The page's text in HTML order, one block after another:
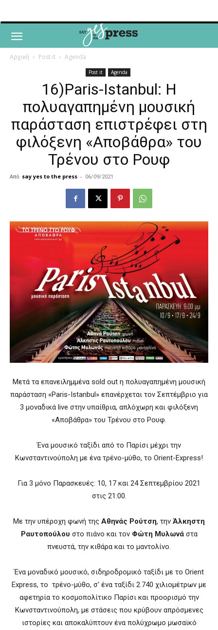
Αρχική Post it Agenda
Post it Agenda
16)Paris-Istanbul: Η
πολυαγαπημένη μουσική
παράσταση επιστρέφει στη
φιλόξενη «Αποβάθρα» του
Τρένου στο Ρουφ
Από say yes to the press - 06/09/2021
Μετά τα επανειλημμένα sold out η πολυαγαπημένη μουσική
παράσταση «Paris-Istanbul» επανέρχεται τον Σεπτέμβριο για
3 μοναδικά live στην υπαίθρια, απλόχωρη και φιλόξενη
«Αποβάθρα» του Τρένου στο Ρουφ.
Ένα μουσικό ταξίδι από το Παρίσι μέχρι την
Κωνσταντινούπολη με ένα τρένο-μύθο, το Orient-Express!
Για 3 μόνο Παρασκευές: 10, 17 και 24 Σεπτεμβρίου 2021
στις 21:00.
Με την υπέροχη φωνή της Αθηνάς Ρούτση, την Άλκηστη
Ραυτοπούλου στο πιάνο και τον Φώτη Μυλωνάστα
πνευστά, την κιθάρα και το μαντολίνο.
Ένα μοναδικό μουσικό, σιδηροδρομικό ταξίδι με το Orient
Express, το τρένο-μύθο, σ’ ένα ταξίδι 2.740 χιλιομέτρων με
αφετηρία το κοσμοπολίτικο Παρίσι και προορισμό την
Κωνσταντινούπολη, με στάσεις που κρύβουν απρόσμενες
ιστορίες και αποκαλύπτουν ένα πολύχρωμο μωσαϊκό